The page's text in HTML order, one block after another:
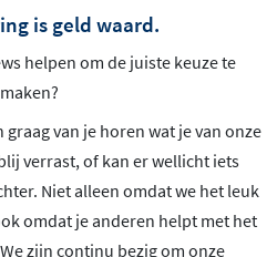
is geld waard.
helpen om de juiste keuze te
maken?
van je horen wat je van onze
verrast, of kan er wellicht iets
Niet alleen omdat we het leuk
omdat je anderen helpt met het
zijn continu bezig om onze